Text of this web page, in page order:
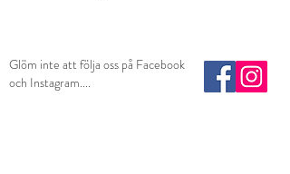
Glöm inte att följa oss på Facebook
och Instagram....